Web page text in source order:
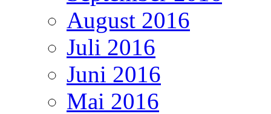
August 2016
Juli 2016
Juni 2016
Mai 2016